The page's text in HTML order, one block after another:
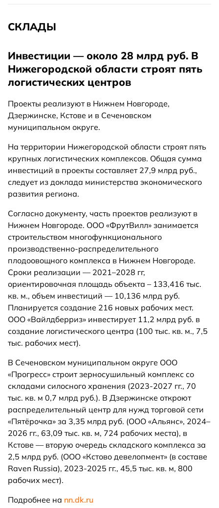
СКЛАДЫ
Инвестиции — около 28 млрд руб. В
Нижегородской области строят пять
логистических центров
Проекты реализуют в Нижнем Новгороде,
Дзержинске, Кстове и в Сеченовском
муниципальном округе.
На территории Нижегородской области строят пять
крупных логистических комплексов. Общая сумма
инвестиций в проекты составляет 27,9 млрд руб.,
следует из доклада министерства экономического
развития региона.
Согласно документу, часть проектов реализуют в
Нижнем Новгороде. ООО «ФрутВилл» занимается
строительством многофункционального
производственно-распределительного
плодоовощного комплекса в Нижнем Новгороде.
Сроки реализации — 2021–2028 гг,
ориентировочная площадь объекта – 133,416 тыс.
кв. м., объем инвестиций — 10,136 млрд руб.
Планируется создание 216 новых рабочих мест.
ООО «Вайлдберриз» инвестирует 11,2 млрд руб. в
создание логистического центра (100 тыс. кв. м., 7,5
тыс. рабочих мест).
В Сеченовском муниципальном округе ООО
«Прогресс» строит зерносушильный комплекс со
складами силосного хранения (2023-2027 гг., 70
тыс. кв. м 0,7 млрд руб.). В Дзержинске откроют
распределительный центр для нужд торговой сети
«Пятёрочка» за 3,35 млрд руб. (ООО «Альянс», 2024–
2026 гг., 63,09 тыс. кв. м, 724 рабочих места), в
Кстове — вторую очередь складского комплекса за
2,5 млрд руб. (ООО «Кстово девелопмент» (в составе
Raven Russia), 2023-2025 гг., 45,5 тыс. кв. м, 800
рабочих мест).
Подробнее на nn.dk.ru